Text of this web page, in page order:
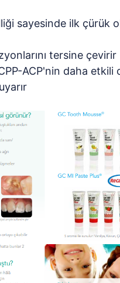
sayesinde ilk çürük
tersine çevirir
ACP'nin daha etkili